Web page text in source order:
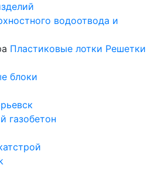
водоотвода и
Пластиковые лотки Решетки
блоки
газобетон